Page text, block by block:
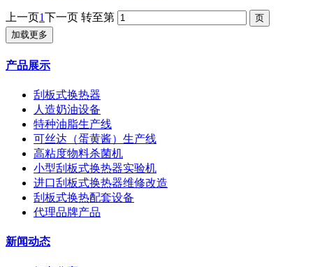
上一页1下一页 转至第
加载更多
产品展示
刮板式换热器
人造奶油设备
特种油脂生产线
可丝达（蛋黄酱）生产线
高粘度物料杀菌机
小型刮板式换热器实验机
进口刮板式换热器维修改造
刮板式换热配套设备
代理品牌产品
新闻动态